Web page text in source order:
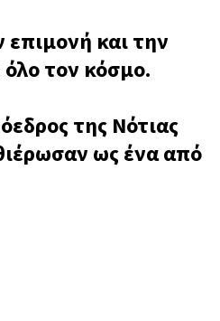
και την
τον κόσμο.
της Νότιας
ως ένα από